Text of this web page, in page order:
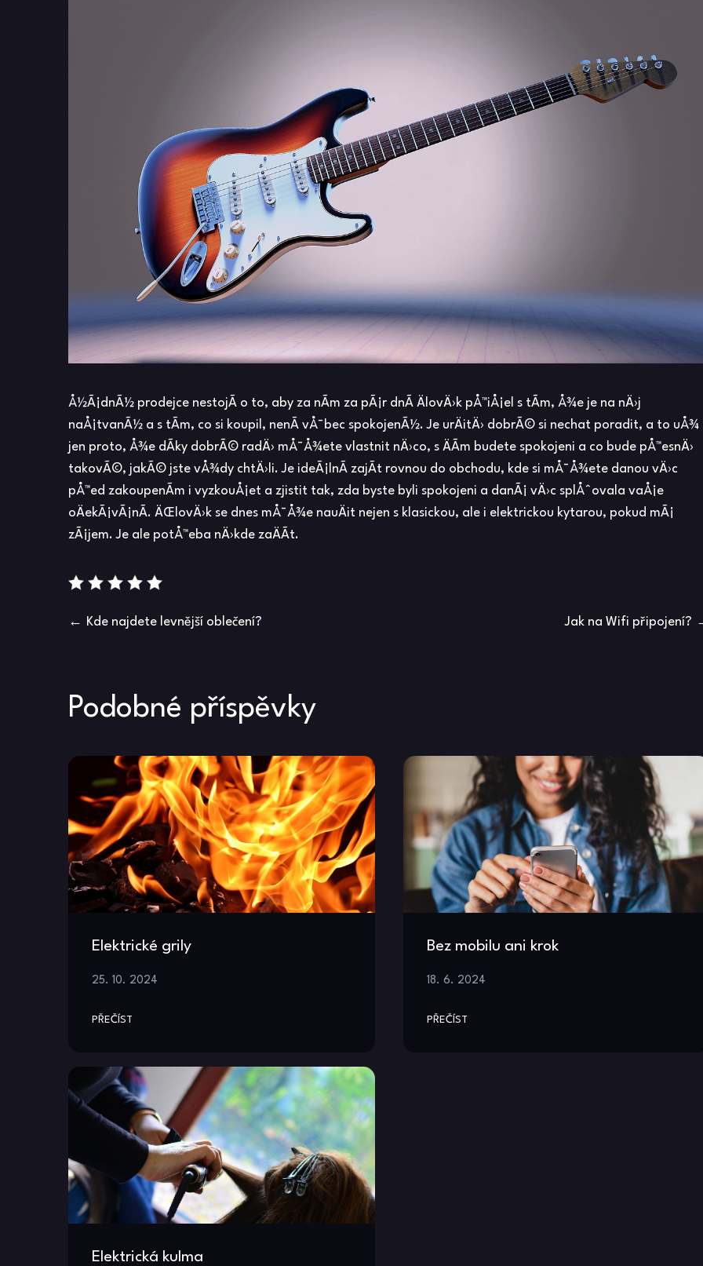
Å½Ã¡dnÃ½ prodejce nestojÃ­ o to, aby za nÃ­m za pÃ¡r dnÃ­ ÄlovÄ›k pÅ™iÅ¡el s tÃ­m, Å¾e je na nÄ›j
naÅ¡tvanÃ½ a s tÃ­m, co si koupil, nenÃ­ vÅ¯bec spokojenÃ½. Je urÄitÄ› dobrÃ© si nechat poradit, a to uÅ¾
jen proto, Å¾e dÃ­ky dobrÃ© radÄ› mÅ¯Å¾ete vlastnit nÄ›co, s ÄÃ­m budete spokojeni a co bude pÅ™esnÄ›
takovÃ©, jakÃ© jste vÅ¾dy chtÄ›li. Je ideÃ¡lnÃ­ zajÃ­t rovnou do obchodu, kde si mÅ¯Å¾ete danou vÄ›c
pÅ™ed zakoupenÃ­m i vyzkouÅ¡et a zjistit tak, zda byste byli spokojeni a danÃ¡ vÄ›c splÅˆovala vaÅ¡e
oÄekÃ¡vÃ¡nÃ­. ÄŒlovÄ›k se dnes mÅ¯Å¾e nauÄit nejen s klasickou, ale i elektrickou kytarou, pokud mÃ¡
zÃ¡jem. Je ale potÅ™eba nÄ›kde zaÄÃ­t.
Navigace
příspěvek
Kde najdete levnější oblečení? Jak na Wifi připojení?
Podobné příspěvky
Elektrické grily
25. 10. 2024
PŘEČÍST
Bez mobilu ani krok
18. 6. 2024
PŘEČÍST
Elektrická kulma